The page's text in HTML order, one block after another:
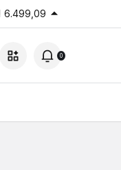
6.499,09
0